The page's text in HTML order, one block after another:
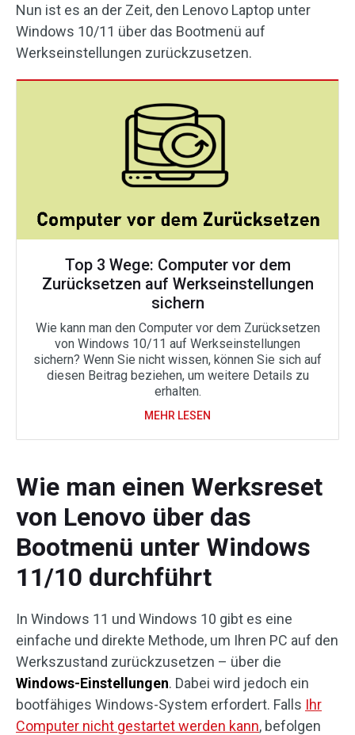
Nun ist es an der Zeit, den Lenovo Laptop unter
Windows 10/11 über das Bootmenü auf
Werkseinstellungen zurückzusetzen.
Top 3 Wege: Computer vor dem
Zurücksetzen auf Werkseinstellungen
sichern
Wie kann man den Computer vor dem Zurücksetzen
von Windows 10/11 auf Werkseinstellungen
sichern? Wenn Sie nicht wissen, können Sie sich auf
diesen Beitrag beziehen, um weitere Details zu
erhalten.
MEHR LESEN
Wie man einen Werksreset
von Lenovo über das
Bootmenü unter Windows
11/10 durchführt
In Windows 11 und Windows 10 gibt es eine
einfache und direkte Methode, um Ihren PC auf den
Werkszustand zurückzusetzen – über die
Windows-Einstellungen. Dabei wird jedoch ein
bootfähiges Windows-System erfordert. Falls Ihr
Computer nicht gestartet werden kann, befolgen